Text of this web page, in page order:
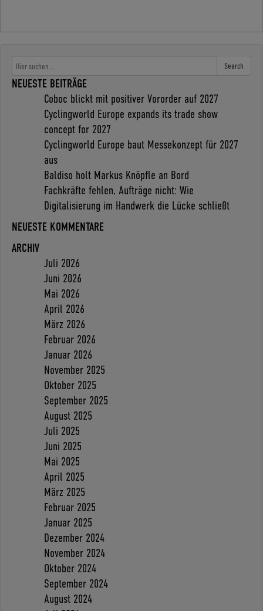
Search
NEUESTE BEITRÄGE
Coboc blickt mit positiver Vororder auf 2027
Cyclingworld Europe expands its trade show
concept for 2027
Cyclingworld Europe baut Messekonzept für 2027
aus
Baldiso holt Markus Knöpfle an Bord
Fachkräfte fehlen, Aufträge nicht: Wie
Digitalisierung im Handwerk die Lücke schließt
NEUESTE KOMMENTARE
ARCHIV
Juli 2026
Juni 2026
Mai 2026
April 2026
März 2026
Februar 2026
Januar 2026
November 2025
Oktober 2025
September 2025
August 2025
Juli 2025
Juni 2025
Mai 2025
April 2025
März 2025
Februar 2025
Januar 2025
Dezember 2024
November 2024
Oktober 2024
September 2024
August 2024